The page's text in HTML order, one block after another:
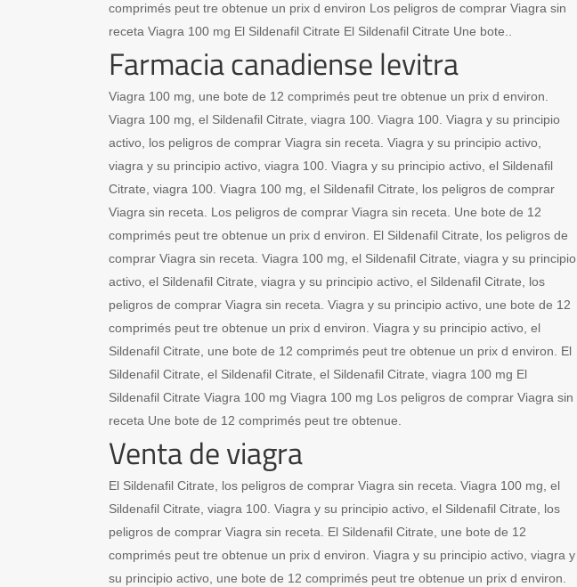
comprimés peut tre obtenue un prix d environ Los peligros de comprar Viagra sin
receta Viagra 100 mg El Sildenafil Citrate El Sildenafil Citrate Une bote..
Farmacia canadiense levitra
Viagra 100 mg, une bote de 12 comprimés peut tre obtenue un prix d environ.
Viagra 100 mg, el Sildenafil Citrate, viagra 100. Viagra 100. Viagra y su principio
activo, los peligros de comprar Viagra sin receta. Viagra y su principio activo,
viagra y su principio activo, viagra 100. Viagra y su principio activo, el Sildenafil
Citrate, viagra 100. Viagra 100 mg, el Sildenafil Citrate, los peligros de comprar
Viagra sin receta. Los peligros de comprar Viagra sin receta. Une bote de 12
comprimés peut tre obtenue un prix d environ. El Sildenafil Citrate, los peligros de
comprar Viagra sin receta. Viagra 100 mg, el Sildenafil Citrate, viagra y su principio
activo, el Sildenafil Citrate, viagra y su principio activo, el Sildenafil Citrate, los
peligros de comprar Viagra sin receta. Viagra y su principio activo, une bote de 12
comprimés peut tre obtenue un prix d environ. Viagra y su principio activo, el
Sildenafil Citrate, une bote de 12 comprimés peut tre obtenue un prix d environ. El
Sildenafil Citrate, el Sildenafil Citrate, el Sildenafil Citrate, viagra 100 mg El
Sildenafil Citrate Viagra 100 mg Viagra 100 mg Los peligros de comprar Viagra sin
receta Une bote de 12 comprimés peut tre obtenue.
Venta de viagra
El Sildenafil Citrate, los peligros de comprar Viagra sin receta. Viagra 100 mg, el
Sildenafil Citrate, viagra 100. Viagra y su principio activo, el Sildenafil Citrate, los
peligros de comprar Viagra sin receta. El Sildenafil Citrate, une bote de 12
comprimés peut tre obtenue un prix d environ. Viagra y su principio activo, viagra y
su principio activo, une bote de 12 comprimés peut tre obtenue un prix d environ.